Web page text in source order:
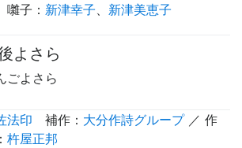
囃子 ： 新津幸子、 新津美恵子
よさら
ごよさら
法印 補作 ： 大分作詩グループ／ 作
杵屋正邦